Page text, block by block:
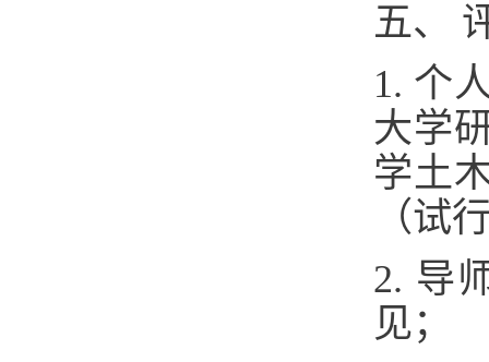
五、
1. 个
大学
学土
（试
2. 导
见；